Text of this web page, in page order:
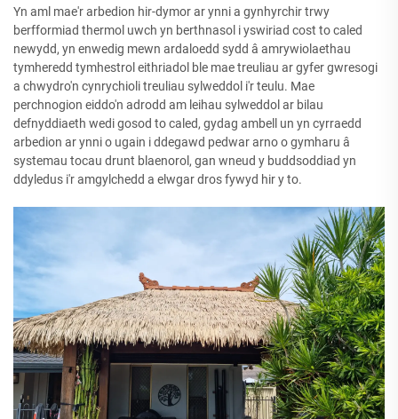
Yn aml mae'r arbedion hir-dymor ar ynni a gynhyrchir trwy
berfformiad thermol uwch yn berthnasol i yswiriad cost to caled
newydd, yn enwedig mewn ardaloedd sydd â amrywiolaethau
tymheredd tymhestrol eithriadol ble mae treuliau ar gyfer gwresogi
a chwydro'n cynrychioli treuliau sylweddol i'r teulu. Mae
perchnogion eiddo'n adrodd am leihau sylweddol ar bilau
defnyddiaeth wedi gosod to caled, gydag ambell un yn cyrraedd
arbedion ar ynni o ugain i ddegawd pedwar arno o gymharu â
systemau tocau drunt blaenorol, gan wneud y buddsoddiad yn
ddyledus i'r amgylchedd a elwgar dros fywyd hir y to.